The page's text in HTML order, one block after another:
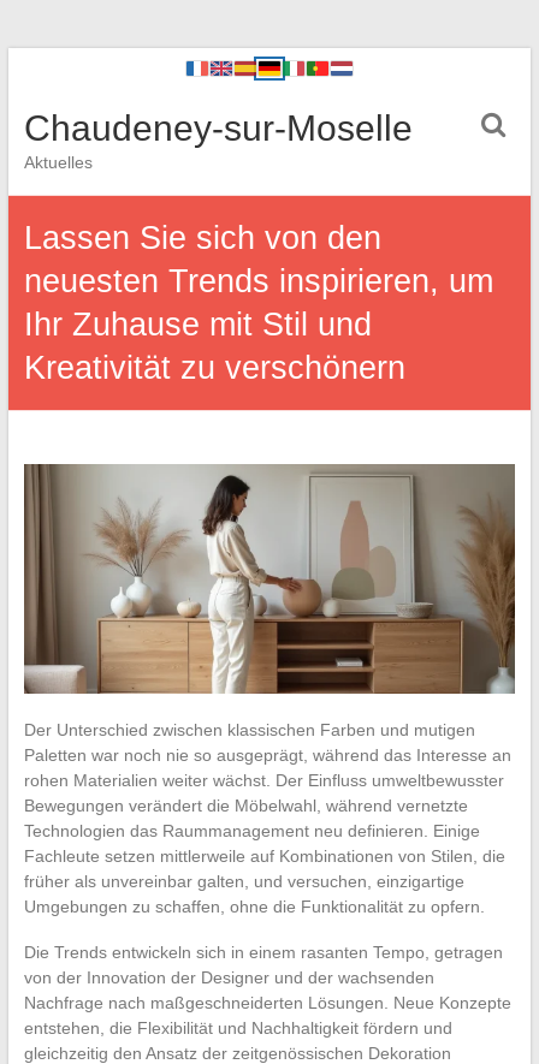
Chaudeney-sur-Moselle
Aktuelles
Lassen Sie sich von den
neuesten Trends inspirieren, um
Ihr Zuhause mit Stil und
Kreativität zu verschönern
Der Unterschied zwischen klassischen Farben und mutigen
Paletten war noch nie so ausgeprägt, während das Interesse an
rohen Materialien weiter wächst. Der Einfluss umweltbewusster
Bewegungen verändert die Möbelwahl, während vernetzte
Technologien das Raummanagement neu definieren. Einige
Fachleute setzen mittlerweile auf Kombinationen von Stilen, die
früher als unvereinbar galten, und versuchen, einzigartige
Umgebungen zu schaffen, ohne die Funktionalität zu opfern.
Die Trends entwickeln sich in einem rasanten Tempo, getragen
von der Innovation der Designer und der wachsenden
Nachfrage nach maßgeschneiderten Lösungen. Neue Konzepte
entstehen, die Flexibilität und Nachhaltigkeit fördern und
gleichzeitig den Ansatz der zeitgenössischen Dekoration